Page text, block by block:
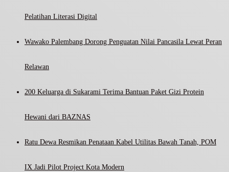
Pelatihan Literasi Digital
Wawako Palembang Dorong Penguatan Nilai Pancasila Lewat Peran
Relawan
200 Keluarga di Sukarami Terima Bantuan Paket Gizi Protein
Hewani dari BAZNAS
Ratu Dewa Resmikan Penataan Kabel Utilitas Bawah Tanah, POM
IX Jadi Pilot Project Kota Modern